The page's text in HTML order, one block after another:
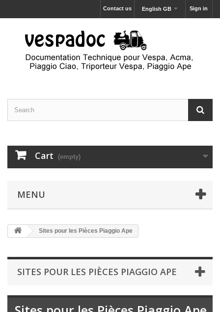
Sign in
English GB
Contact us
Cart (empty)
MENU
Sites pour les Pièces Piaggio Ape
SITES POUR LES PIÈCES PIAGGIO APE